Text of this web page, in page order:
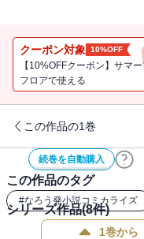
び“滅王の残滓”との決戦
う」は株式会社ヒナプロジ
クーポン対象 10%OFF
【10%OFFクーポン】サマ
フロアで使える
この作品の1巻
続巻を自動購入
この作品のタグ
#なろう発小説コミカライズ
シリーズ作品(8件)
1巻から